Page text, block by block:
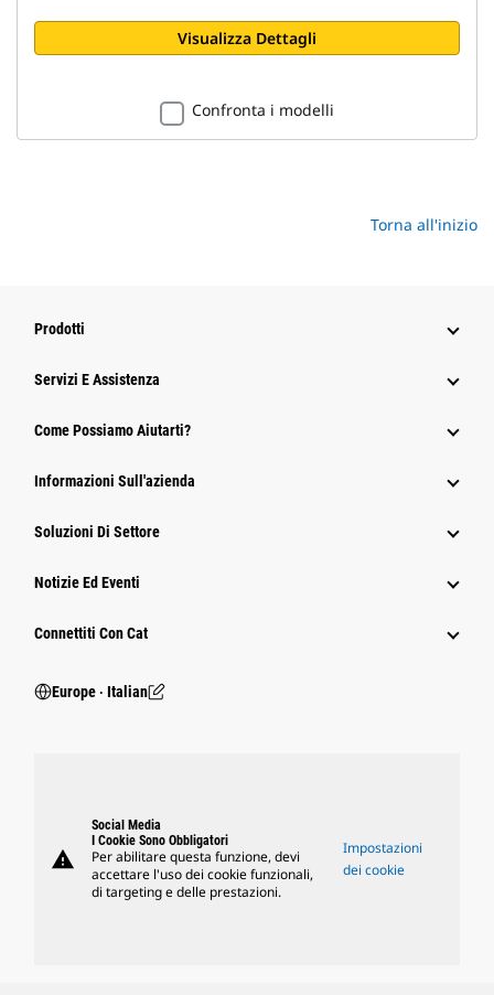
Visualizza Dettagli
Confronta i modelli
Torna all'inizio
Prodotti
Servizi E Assistenza
Come Possiamo Aiutarti?
Informazioni Sull'azienda
Soluzioni Di Settore
Notizie Ed Eventi
Connettiti Con Cat
Europe ‧ Italian
warning
Social Media
I Cookie Sono Obbligatori
Per abilitare questa funzione, devi
accettare l'uso dei cookie funzionali,
di targeting e delle prestazioni.
Impostazioni
dei cookie